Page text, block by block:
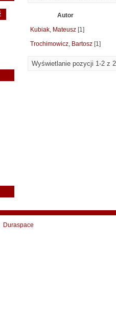
Autor
Kubiak, Mateusz [1]
Trochimowicz, Bartosz [1]
Wyświetlanie pozycji 1-2 z 2
Duraspace